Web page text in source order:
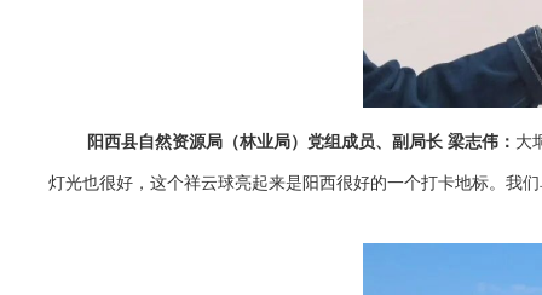
阳西县自然资源局（林业局）党组成员、副局长 梁志伟： 大
灯光也很好，这个祥云球亮起来是阳西很好的一个打卡地标。我